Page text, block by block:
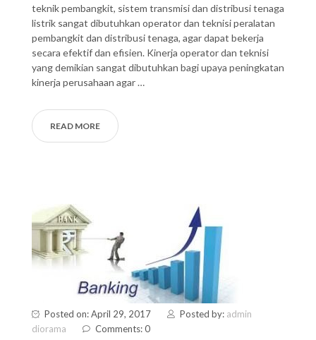
teknik pembangkit, sistem transmisi dan distribusi tenaga
listrik sangat dibutuhkan operator dan teknisi peralatan
pembangkit dan distribusi tenaga, agar dapat bekerja
secara efektif dan efisien. Kinerja operator dan teknisi
yang demikian sangat dibutuhkan bagi upaya peningkatan
kinerja perusahaan agar …
READ MORE
Posted on: April 29, 2017 Posted by: admin
diorama
Comments: 0